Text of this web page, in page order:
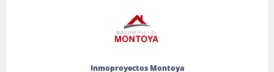
Inmoproyectos Montoya